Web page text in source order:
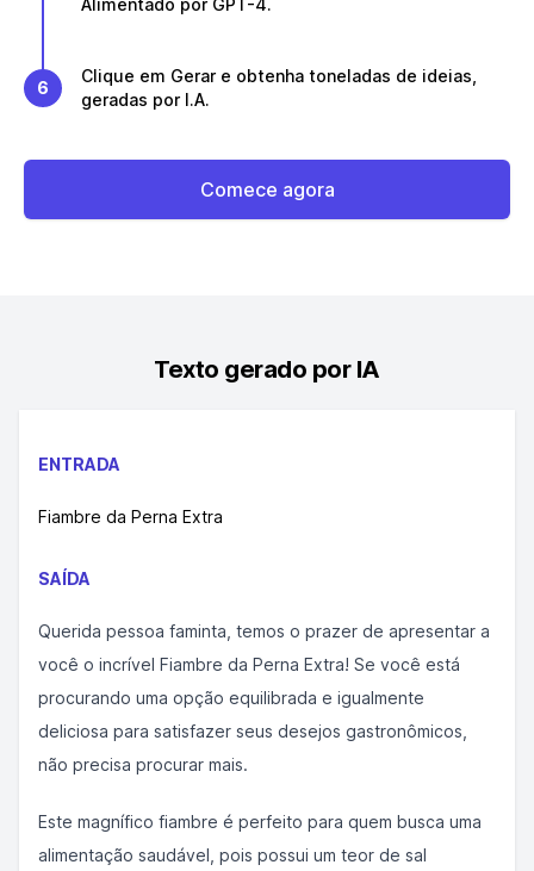
Alimentado por GPT-4.
6
Clique em Gerar e obtenha toneladas de ideias,
geradas por I.A.
Comece agora
Texto gerado por IA
ENTRADA
Fiambre da Perna Extra
SAÍDA
Querida pessoa faminta, temos o prazer de apresentar a
você o incrível Fiambre da Perna Extra! Se você está
procurando uma opção equilibrada e igualmente
deliciosa para satisfazer seus desejos gastronômicos,
não precisa procurar mais.
Este magnífico fiambre é perfeito para quem busca uma
alimentação saudável, pois possui um teor de sal